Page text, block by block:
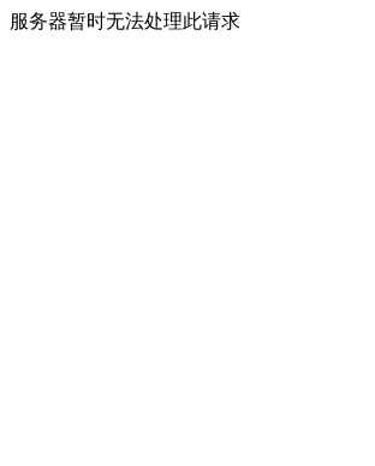
服务器暂时无法处理此请求